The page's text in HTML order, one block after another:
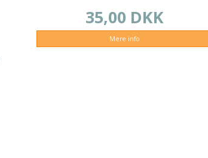
35,00 DKK
Mere info